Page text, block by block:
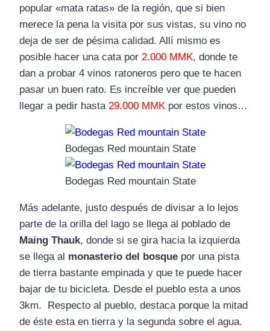
popular «mata ratas» de la región, que si bien
merece la pena la visita por sus vistas, su vino no
deja de ser de pésima calidad. Allí mismo es
posible hacer una cata por 2.000 MMK, donde te
dan a probar 4 vinos ratoneros pero que te hacen
pasar un buen rato. Es increíble ver que pueden
llegar a pedir hasta 29.000 MMK por estos vinos…
Bodegas Red mountain State
Bodegas Red mountain State
Más adelante, justo después de divisar a lo lejos
parte de la orilla del lago se llega al poblado de
Maing Thauk, donde si se gira hacia la izquierda
se llega al monasterio del bosque por una pista
de tierra bastante empinada y que te puede hacer
bajar de tu bicicleta. Desde el pueblo esta a unos
3km. Respecto al pueblo, destaca porque la mitad
de éste esta en tierra y la segunda sobre el agua.